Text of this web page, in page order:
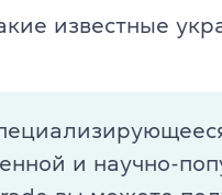
Module 1
известные
и научно-